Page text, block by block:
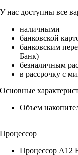
У нас доступны все
наличными
банковской
банковским
Банк)
безналичным
в рассрочку с
Основные
Объем
Процессор
Процессор A12